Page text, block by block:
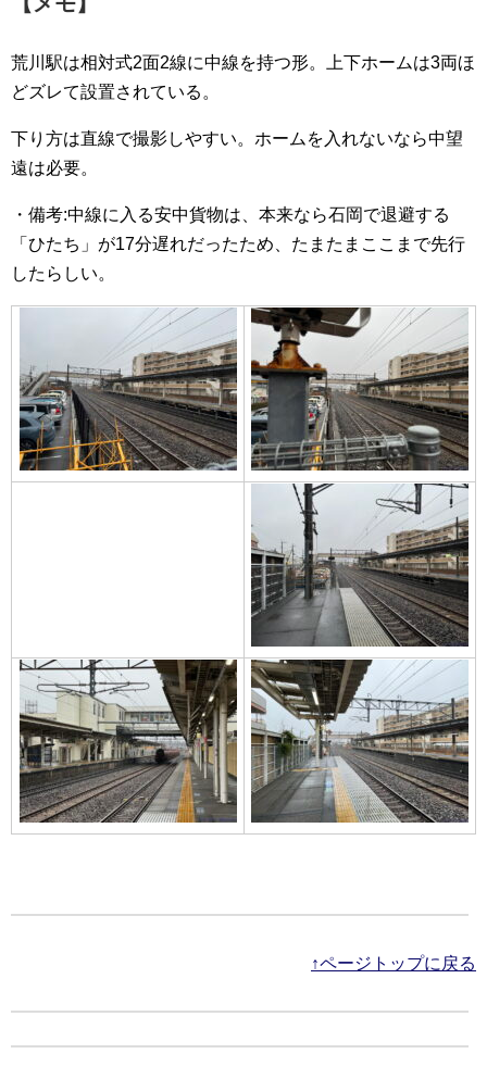
荒川駅は相対式2面2線に中線を持つ形。上下ホームは3両ほ
どズレて設置されている。
下り方は直線で撮影しやすい。ホームを入れないなら中望
遠は必要。
・備考:中線に入る安中貨物は、本来なら石岡で退避する
「ひたち」が17分遅れだったため、たまたまここまで先行
したらしい。
↑ページトップに戻る